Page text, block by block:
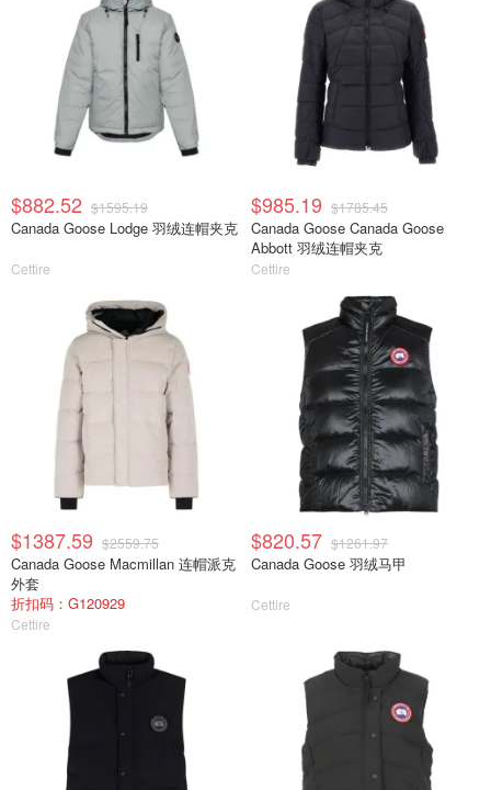
$882.52 $1595.19
Canada Goose Lodge 羽绒连帽夹克
Cettire
$985.19 $1785.45
Canada Goose Canada Goose
Abbott 羽绒连帽夹克
Cettire
$1387.59 $2559.75
Canada Goose Macmillan 连帽派克
外套
折扣码：G120929
Cettire
$820.57 $1261.97
Canada Goose 羽绒马甲
Cettire